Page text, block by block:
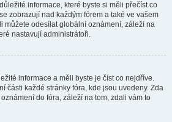
informace, které byste si měli přečíst co
zobrazují nad každým fórem a také ve vašem
můžete odesílat globální oznámení, záleží na
nastavují administrátoři.
informace a měli byste je číst co nejdříve.
části každé stránky fóra, kde jsou uvedeny. Zda
do fóra, záleží na tom, zdali vám to